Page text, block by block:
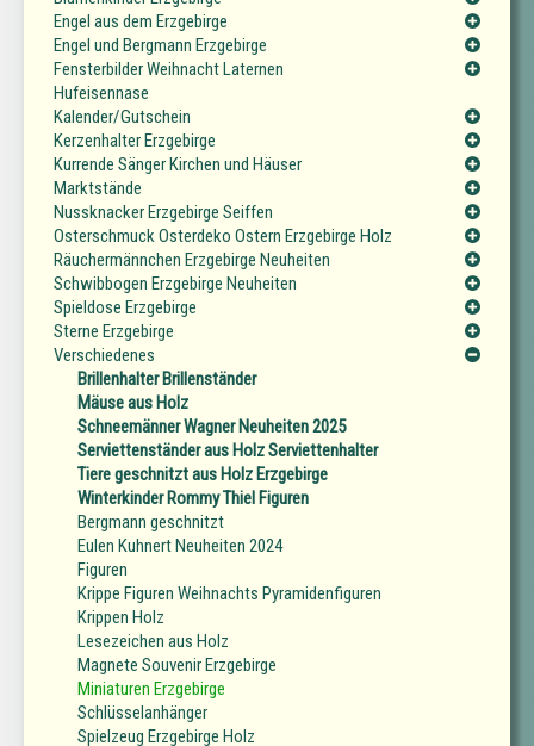
Engel aus dem Erzgebirge
Engel und Bergmann Erzgebirge
Fensterbilder Weihnacht Laternen
Hufeisennase
Kalender/Gutschein
Kerzenhalter Erzgebirge
Kurrende Sänger Kirchen und Häuser
Marktstände
Nussknacker Erzgebirge Seiffen
Osterschmuck Osterdeko Ostern Erzgebirge Holz
Räuchermännchen Erzgebirge Neuheiten
Schwibbogen Erzgebirge Neuheiten
Spieldose Erzgebirge
Sterne Erzgebirge
Verschiedenes
Brillenhalter Brillenständer
Mäuse aus Holz
Schneemänner Wagner Neuheiten 2025
Serviettenständer aus Holz Serviettenhalter
Tiere geschnitzt aus Holz Erzgebirge
Winterkinder Rommy Thiel Figuren
Bergmann geschnitzt
Eulen Kuhnert Neuheiten 2024
Figuren
Krippe Figuren Weihnachts Pyramidenfiguren
Krippen Holz
Lesezeichen aus Holz
Magnete Souvenir Erzgebirge
Miniaturen Erzgebirge
Schlüsselanhänger
Spielzeug Erzgebirge Holz